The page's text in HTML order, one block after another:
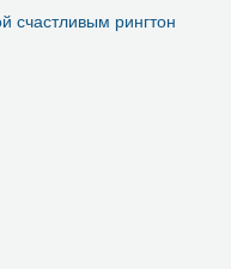
счастливым рингтон